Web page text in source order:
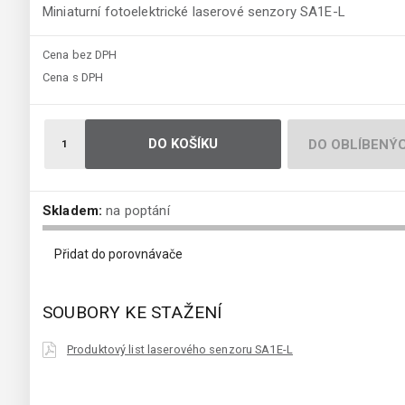
Miniaturní fotoelektrické laserové senzory SA1E-L
Cena bez DPH
Cena s DPH
DO KOŠÍKU DO
Skladem: na poptání
Přidat do porovnávače
SOUBORY KE STAŽENÍ
Produktový list laserového senzoru SA1E-L